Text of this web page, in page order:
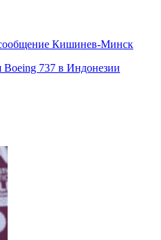
Кишинев-Минск
737 в Индонезии